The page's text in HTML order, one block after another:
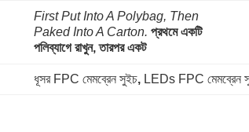
First Put Into A Polybag, Then
Paked Into A Carton. প্রথমে একটি
পলিব্যাগে রাখুন, তারপর একট
ধূসর FPC মেমব্রেন সুইচ, LEDs FPC মেমব্রেন